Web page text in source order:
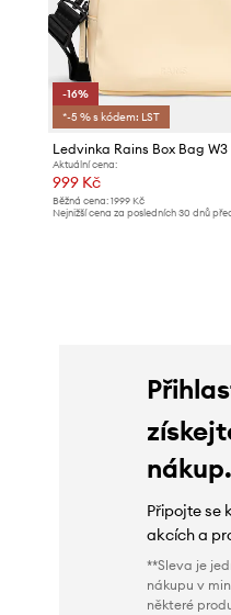
-16%
*-5 % s kódem: LST
Ledvinka Rains Box Bag W3
Aktuální cena:
999 Kč
Běžná cena: 1999 Kč
Nejnižší cena za posledních 30 dnů
nákup.
Připojte se
akcích a
**Sleva je
nákupu v
některé